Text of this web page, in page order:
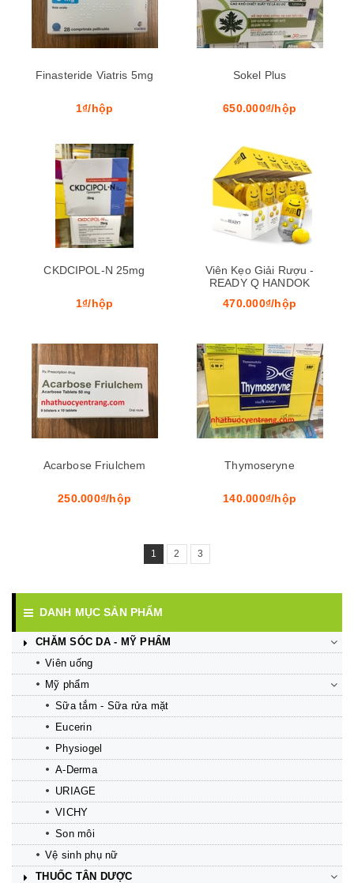
Finasteride Viatris 5mg
1₫/hộp
Sokel Plus
650.000₫/hộp
CKDCIPOL-N 25mg
1₫/hộp
Viên Kẹo Giải Rượu -
READY Q HANDOK
470.000₫/hộp
Acarbose Friulchem
250.000₫/hộp
Thymoseryne
140.000₫/hộp
1 2 3
DANH MỤC SẢN PHẨM
CHĂM SÓC DA - MỸ PHẨM
Viên uống
Mỹ phẩm
Sữa tắm - Sữa rửa mặt
Eucerin
Physiogel
A-Derma
URIAGE
VICHY
Son môi
Vệ sinh phụ nữ
THUỐC TÂN DƯỢC